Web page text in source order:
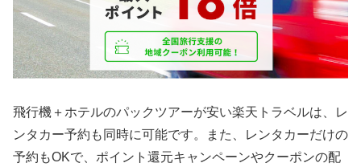
飛行機＋ホテルのパックツアーが安い楽天トラベルは、レ
ンタカー予約も同時に可能です。また、レンタカーだけの
予約もOKで、ポイント還元キャンペーンやクーポンの配